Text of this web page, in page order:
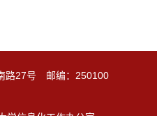
路27号 邮编：250100